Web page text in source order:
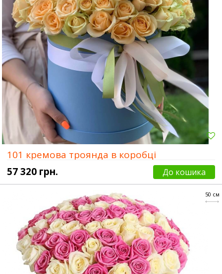
101 кремова троянда в коробці
57 320 грн.
До кошика
50 см